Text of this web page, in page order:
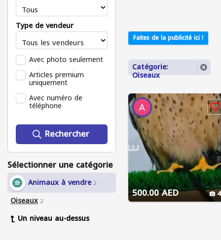
Type de vendeur
Avec photo seulement
Articles premium
uniquement
Avec numéro de
téléphone
Rechercher
Sélectionner une catégorie
Animaux à vendre 2
Oiseaux 2
Un niveau au-dessus
Faites de la publicité ici !
Catégorie:
Oiseaux
500.00 AED 4